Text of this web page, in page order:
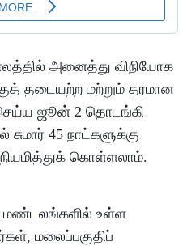
அனைத்து விநியோக
தடையற்ற மற்றும் தரமான
செய்ய ஜூன் 2 தொடங்கி
45 நாட்களுக்கு
கொள்ளலாம்.
மண்டலங்களில் உள்ள
மலைப்பகுதிப்